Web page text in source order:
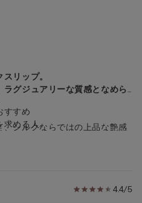
リップ。
グジュアリーな質感となめら
シルクならではの上品な艶感
。
テールを施したエレガントな
方にも心地よくお使いいただけ
すすめ
求める人
重視する人
4.4/5